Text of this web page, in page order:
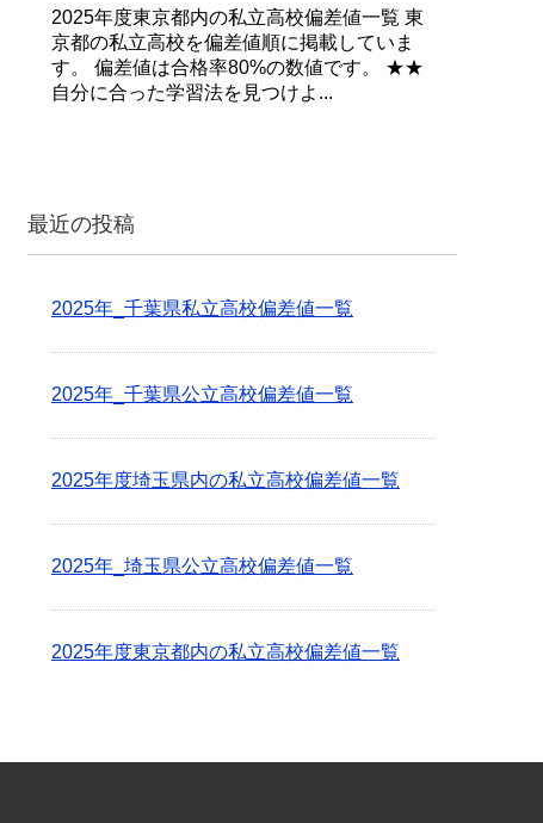
2025年度東京都内の私立高校偏差値一覧 東
京都の私立高校を偏差値順に掲載していま
す。 偏差値は合格率80%の数値です。 ★★
自分に合った学習法を見つけよ...
最近の投稿
2025年_千葉県私立高校偏差値一覧
2025年_千葉県公立高校偏差値一覧
2025年度埼玉県内の私立高校偏差値一覧
2025年_埼玉県公立高校偏差値一覧
2025年度東京都内の私立高校偏差値一覧